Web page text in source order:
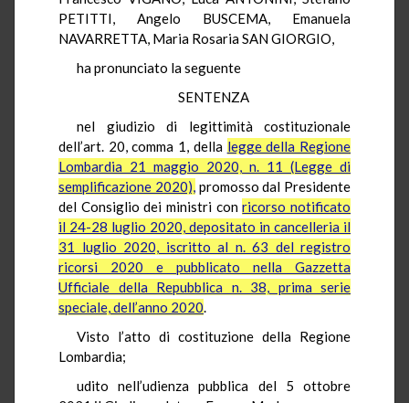
PETITTI, Angelo BUSCEMA, Emanuela
NAVARRETTA, Maria Rosaria SAN GIORGIO,
ha pronunciato la seguente
SENTENZA
nel giudizio di legittimità costituzionale
dell’art. 20, comma 1, della legge della Regione
Lombardia 21 maggio 2020, n. 11 (Legge di
semplificazione 2020),promosso dal Presidente
del Consiglio dei ministri conricorso notificato
il 24-28 luglio 2020, depositato in cancelleria il
31 luglio 2020, iscritto al n. 63 del registro
ricorsi 2020 e pubblicato nella Gazzetta
Ufficiale della Repubblica n. 38, prima serie
speciale, dell’anno 2020.
Visto l’atto di costituzione della Regione
Lombardia;
udito nell’udienza pubblica del 5 ottobre